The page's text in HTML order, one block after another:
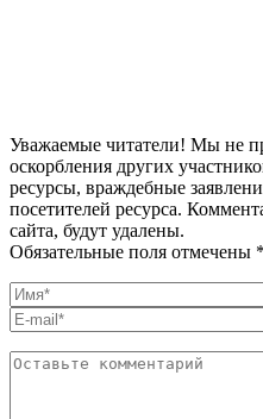
Уважаемые читатели! Мы не
оскорбления других
ресурсы, враждебные
посетителей ресурса.
сайта, будут удалены.
Обязательные поля отмечены *